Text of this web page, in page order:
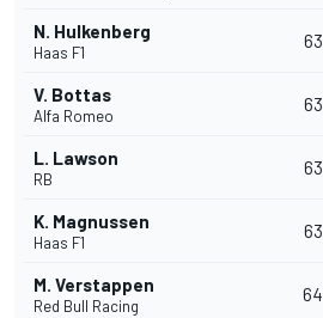
N. Hulkenberg
Haas F1
63
V. Bottas
Alfa Romeo
63
L. Lawson
RB
63
K. Magnussen
Haas F1
63
M. Verstappen
Red Bull Racing
64